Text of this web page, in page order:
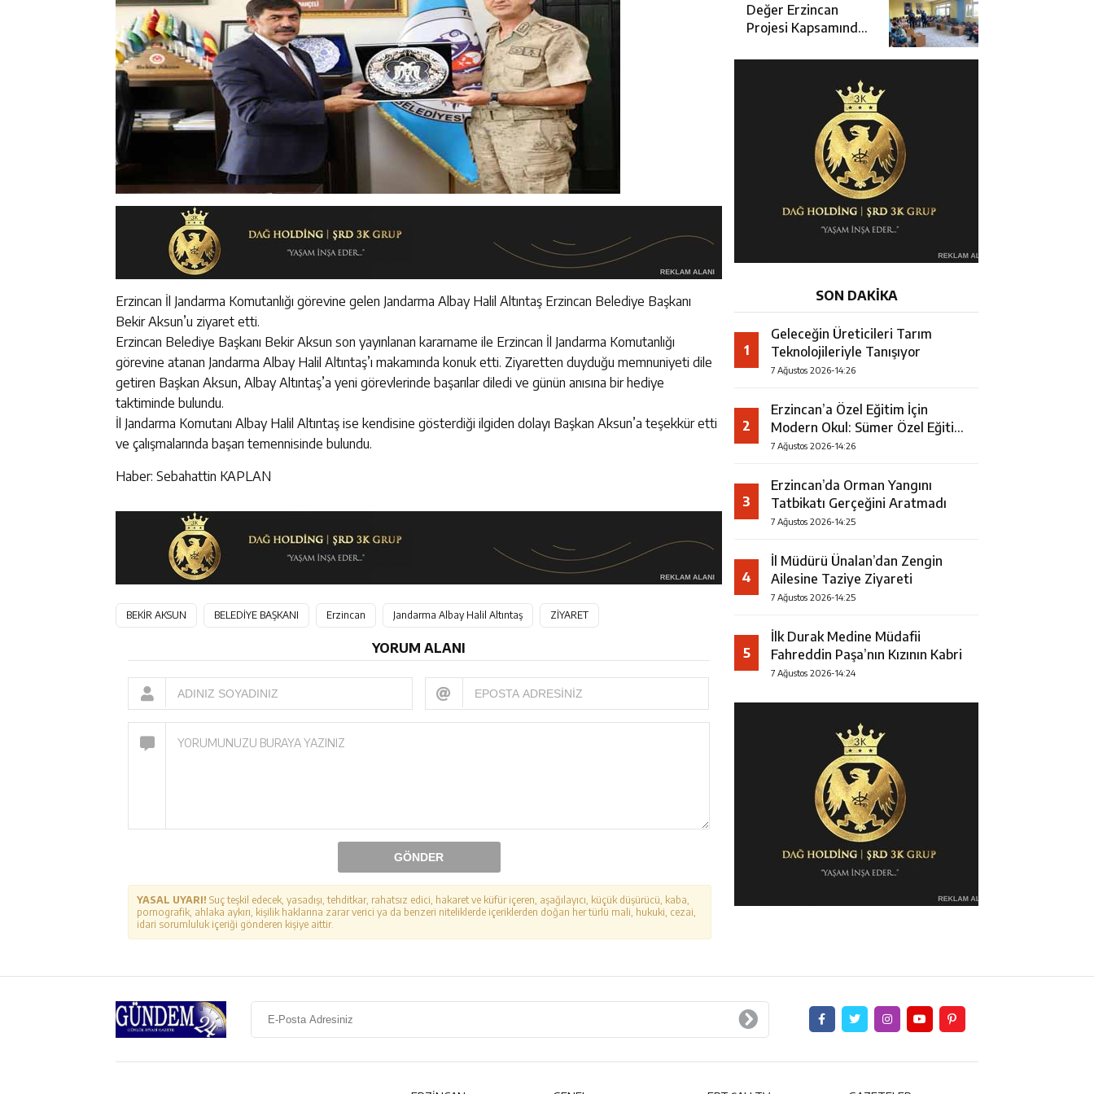
Erzincan İl Jandarma Komutanlığı görevine gelen Jandarma Albay Halil Altıntaş Erzincan Belediye Başkanı
Bekir Aksun’u ziyaret etti.
Erzincan Belediye Başkanı Bekir Aksun son yayınlanan kararname ile Erzincan İl Jandarma Komutanlığı
görevine atanan Jandarma Albay Halil Altıntaş’ı makamında konuk etti. Ziyaretten duyduğu memnuniyeti dile
getiren Başkan Aksun, Albay Altıntaş’a yeni görevlerinde başarılar diledi ve günün anısına bir hediye
taktiminde bulundu.
İl Jandarma Komutanı Albay Halil Altıntaş ise kendisine gösterdiği ilgiden dolayı Başkan Aksun’a teşekkür etti
ve çalışmalarında başarı temennisinde bulundu.
Haber: Sebahattin KAPLAN
BEKİR AKSUN BELEDİYE BAŞKANI Erzincan Jandarma Albay Halil Altıntaş ZİYARET
YORUM ALANI
GÖNDER
YASAL UYARI! Suç teşkil edecek, yasadışı, tehditkar, rahatsız edici, hakaret ve küfür içeren, aşağılayıcı, küçük düşürücü, kaba,
pornografik, ahlaka aykırı, kişilik haklarına zarar verici ya da benzeri niteliklerde içeriklerden doğan her türlü mali, hukuki, cezai,
idari sorumluluk içeriği gönderen kişiye aittir.
Toplantısı
Değer Erzincan
Projesi Kapsamında
Eğitimi
SON DAKİKA
1
Geleceğin Üreticileri Tarım
Teknolojileriyle Tanışıyor
7 Ağustos 2026-14:26
2
Erzincan’a Özel Eğitim İçin
Modern Okul: Sümer Özel Eğitim
Meslek Okulu Protokolü
7 Ağustos 2026-14:26
3
Erzincan’da Orman Yangını
Tatbikatı Gerçeğini Aratmadı
7 Ağustos 2026-14:25
4
İl Müdürü Ünalan’dan Zengin
Ailesine Taziye Ziyareti
7 Ağustos 2026-14:25
5
İlk Durak Medine Müdafii
Fahreddin Paşa’nın Kızının Kabri
7 Ağustos 2026-14:24